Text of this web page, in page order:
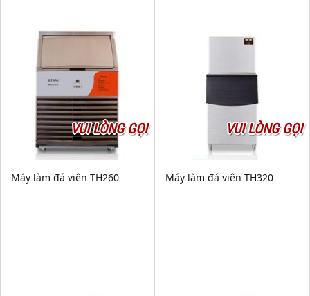
VUI LÒNG GỌI
Máy làm đá viên TH260
VUI LÒNG GỌI
Máy làm đá viên TH320